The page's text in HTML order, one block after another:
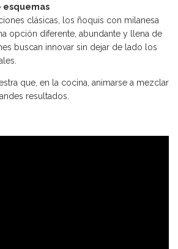
esquemas
clásicas, los ñoquis con milanesa
opción diferente, abundante y llena de
buscan innovar sin dejar de lado los
que, en la cocina, animarse a mezclar
resultados.